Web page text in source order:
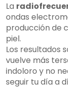
La
ondas
producción de
piel.
Los resultados
vuelve más
indoloro y no
seguir tu día a